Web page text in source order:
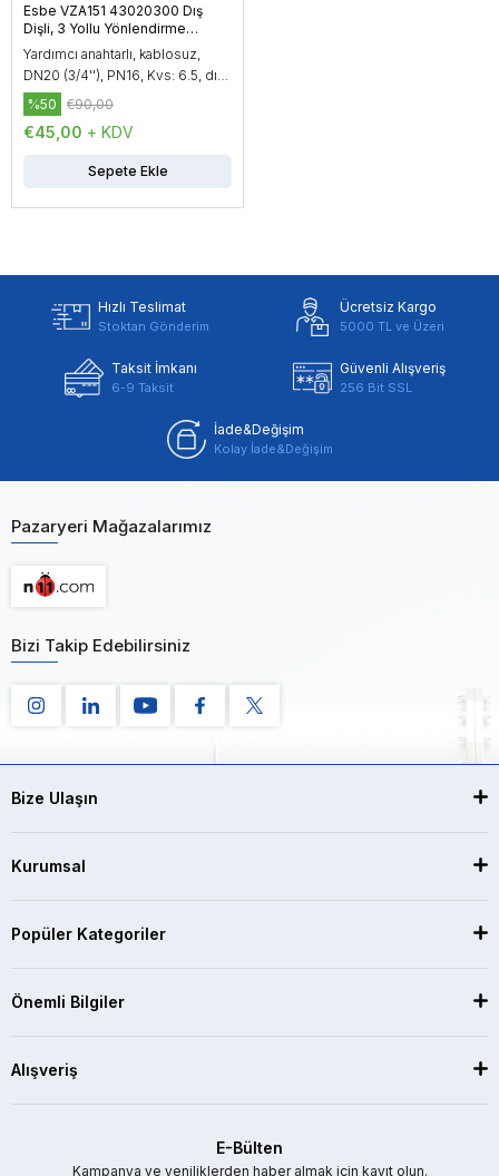
Esbe VZA151 43020300 Dış
Dişli, 3 Yollu Yönlendirme
Vanası, DN20 (3/4'')
Yardımcı anahtarlı, kablosuz,
DN20 (3/4''), PN16, Kvs: 6.5, dış
dişli, çalışma sıcaklığı: -20...150
°C, On/Off kontrol
€45,00 + KDV
%50 €90,00
Sepete Ekle
Hızlı Teslimat
Stoktan Gönderim
Ücretsiz Kargo
5000 TL ve Üzeri
Taksit İmkanı
6-9 Taksit
Güvenli Alışveriş
256 Bit SSL
İade&Değişim
Kolay İade&Değişim
Pazaryeri Mağazalarımız
Bizi Takip Edebilirsiniz
Bize Ulaşın
Kurumsal
Popüler Kategoriler
Önemli Bilgiler
Alışveriş
E-Bülten
Kampanya ve yeniliklerden haber almak için kayıt olun.